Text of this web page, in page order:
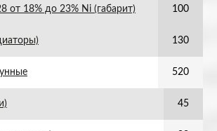
от 18% до 23% Ni (габарит) 100
130
520
45